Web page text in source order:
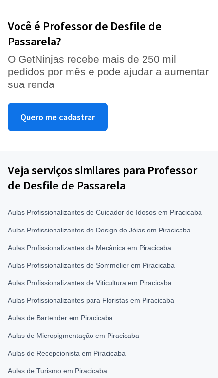
Você é Professor de Desfile de
Passarela?
O GetNinjas recebe mais de 250 mil
pedidos por mês e pode ajudar a aumentar
sua renda
Quero me cadastrar
Veja serviços similares para Professor
de Desfile de Passarela
Aulas Profissionalizantes de Cuidador de Idosos em Piracicaba
Aulas Profissionalizantes de Design de Jóias em Piracicaba
Aulas Profissionalizantes de Mecânica em Piracicaba
Aulas Profissionalizantes de Sommelier em Piracicaba
Aulas Profissionalizantes de Viticultura em Piracicaba
Aulas Profissionalizantes para Floristas em Piracicaba
Aulas de Bartender em Piracicaba
Aulas de Micropigmentação em Piracicaba
Aulas de Recepcionista em Piracicaba
Aulas de Turismo em Piracicaba